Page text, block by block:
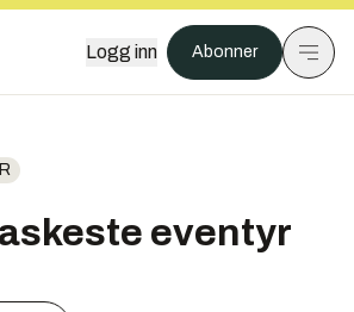
Logg inn Abonner
eventyr